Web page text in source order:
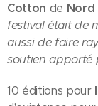
Cotton de Nord
festival était de
aussi de faire
soutien apporté
10 éditions pour